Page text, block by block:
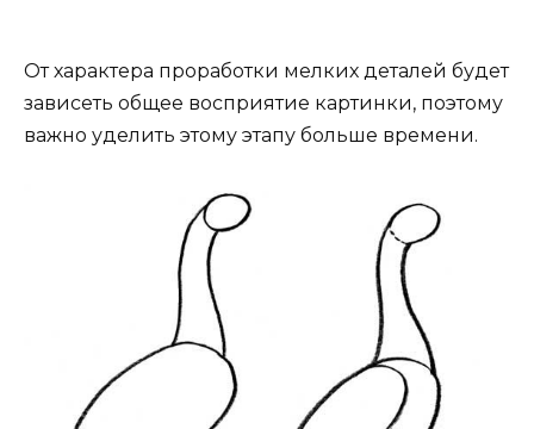
От характера проработки мелких деталей будет
зависеть общее восприятие картинки, поэтому
важно уделить этому этапу больше времени.